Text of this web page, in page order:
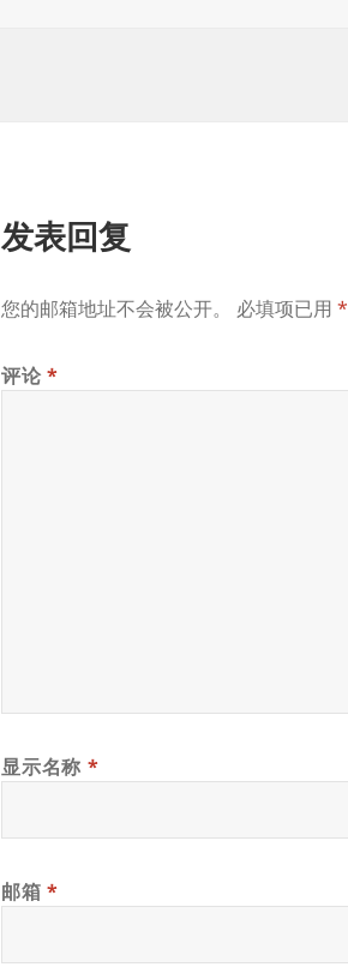
发表回复
您的邮箱地址不会被公开。 必填项已用*
评论*
显示名称 *
邮箱*